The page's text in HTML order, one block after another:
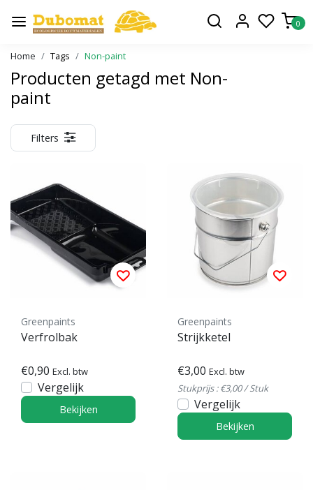
0
Home Tags Non-paint
Producten getagd met Non-
paint
Filters
Greenpaints
Verfrolbak
€0,90 Excl. btw
Vergelijk
Bekijken
Greenpaints
Strijkketel
€3,00 Excl. btw
Stukprijs : €3,00 / Stuk
Vergelijk
Bekijken